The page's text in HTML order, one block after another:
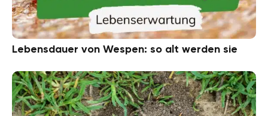
Lebensdauer von Wespen: so alt werden sie